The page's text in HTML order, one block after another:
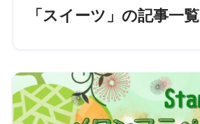
「スイーツ」の記事一覧